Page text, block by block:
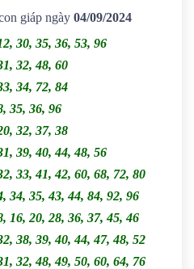
giáp ngày 04/09/2024
30, 35, 36, 53, 96
32, 48, 60
34, 72, 84
35, 36, 96
32, 37, 38
39, 40, 44, 48, 56
33, 41, 42, 60, 68, 72, 80
34, 35, 43, 44, 84, 92, 96
16, 20, 28, 36, 37, 45, 46
38, 39, 40, 44, 47, 48, 52
32, 48, 49, 50, 60, 64, 76